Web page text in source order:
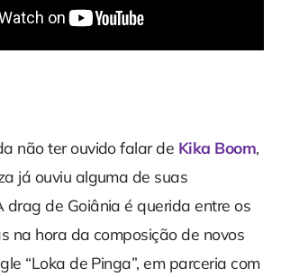
não ter ouvido falar de Kika Boom,
já ouviu alguma de suas
drag de Goiânia é querida entre os
na hora da composição de novos
“Loka de Pinga”, em parceria com